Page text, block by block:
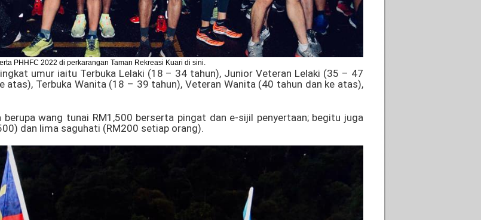
PHHFC 2022 di perkarangan Taman Rekreasi Kuari di sini.
umur iaitu Terbuka Lelaki (18 – 34 tahun), Junior Veteran Lelaki (35 – 47
atas), Terbuka Wanita (18 – 39 tahun), Veteran Wanita (40 tahun dan ke atas),
wang tunai RM1,500 berserta pingat dan e-sijil penyertaan; begitu juga
dan lima saguhati (RM200 setiap orang).